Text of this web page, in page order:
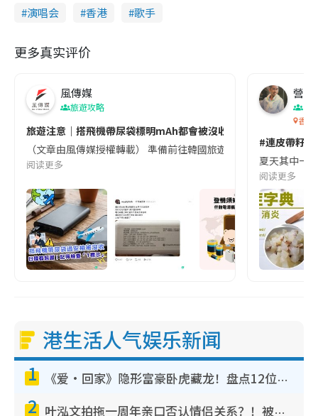
演唱会
香港 歌手
更多真实评价
風傳媒
旅遊攻略
旅遊注意｜搭飛機帶尿袋標明mAh都會被沒收😱出發前切記檢查
（文章由風傳媒授權轉載） 準備前往韓國旅遊的民眾，近期要
阅读更多
營養
香港
#連皮帶籽
夏天其中一
阅读更多
港生活人气娱乐新闻
1 《爱·回家》隐形富豪卧虎藏龙！盘点12位财气逼人的有钱艺人：这位美女3亿身家不愁做
2 叶泓文拍拖一周年亲口否认情侣关系？！被质疑感情造假竟称GM“普通同事”